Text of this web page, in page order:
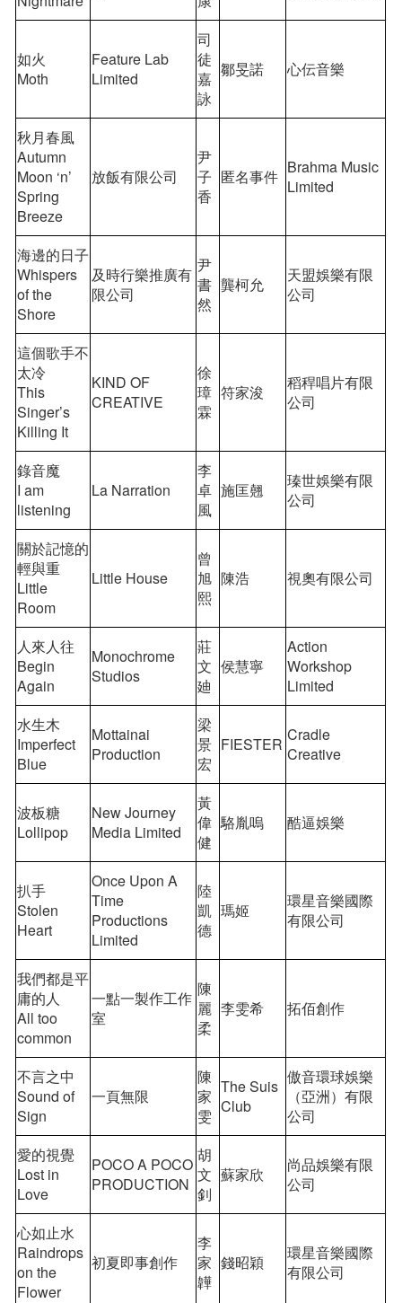
如火
Moth
Feature Lab
Limited
司
徒
嘉
詠
鄒旻諾 心伝音樂
秋⽉春風
Autumn
Moon ‘n’
Spring
Breeze
放飯有限公司
尹
⼦
香
匿名事件 Brahma Music
Limited
海邊的日子
Whispers
of the
Shore
及時行樂推廣有
限公司
尹
書
然
龔柯允
天盟娛樂有限
公司
這個歌手不
太冷
This
Singer’s
Killing It
KIND OF
CREATIVE
徐
璋
霖
符家浚
稻稈唱片有限
公司
錄音魔
I am
listening
La Narration
李
卓
風
施匡翹
瑧世娛樂有限
公司
關於記憶的
輕與重
Little
Room
Little House
曾
旭
熙
陳浩 視奧有限公司
人來人往
Begin
Again
Monochrome
Studios
莊
文
廸
侯慧寧
Action
Workshop
Limited
水生木
Imperfect
Blue
Mottainai
Production
梁
景
宏
FIESTER Cradle
Creative
波板糖
Lollipop
New Journey
Media Limited
黃
偉
健
駱胤嗚 酷逼娛樂
扒手
Stolen
Heart
Once Upon A
Time
Productions
Limited
陸
凱
德
瑪姬
環星音樂國際
有限公司
我們都是平
庸的人
All too
common
一點一製作工作
室
陳
麗
柔
李雯希 拓佰創作
不言之中
Sound of
Sign
一頁無限
陳
家
雯
The Suis
Club
傲音環球娛樂
（亞洲）有限
公司
愛的視覺
Lost in
Love
POCO A POCO
PRODUCTION
胡
文
釗
蘇家欣
尚品娛樂有限
公司
心如止水
Raindrops
on the
Flower
初夏即事創作
李
家
韡
錢昭穎
環星音樂國際
有限公司